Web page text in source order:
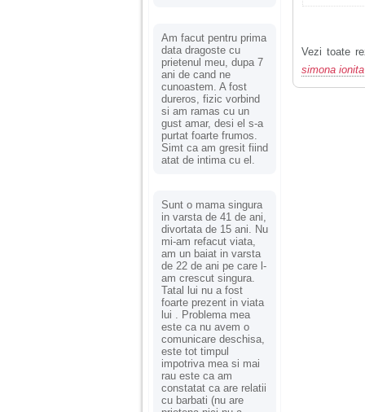
Am facut pentru prima
data dragoste cu
prietenul meu, dupa 7
ani de cand ne
cunoastem. A fost
dureros, fizic vorbind
si am ramas cu un
gust amar, desi el s-a
purtat foarte frumos.
Simt ca am gresit fiind
atat de intima cu el.
Sunt o mama singura
in varsta de 41 de ani,
divortata de 15 ani. Nu
mi-am refacut viata,
am un baiat in varsta
de 22 de ani pe care l-
am crescut singura.
Tatal lui nu a fost
foarte prezent in viata
lui . Problema mea
este ca nu avem o
comunicare deschisa,
este tot timpul
impotriva mea si mai
rau este ca am
constatat ca are relatii
cu barbati (nu are
Vezi toate
simona ionita